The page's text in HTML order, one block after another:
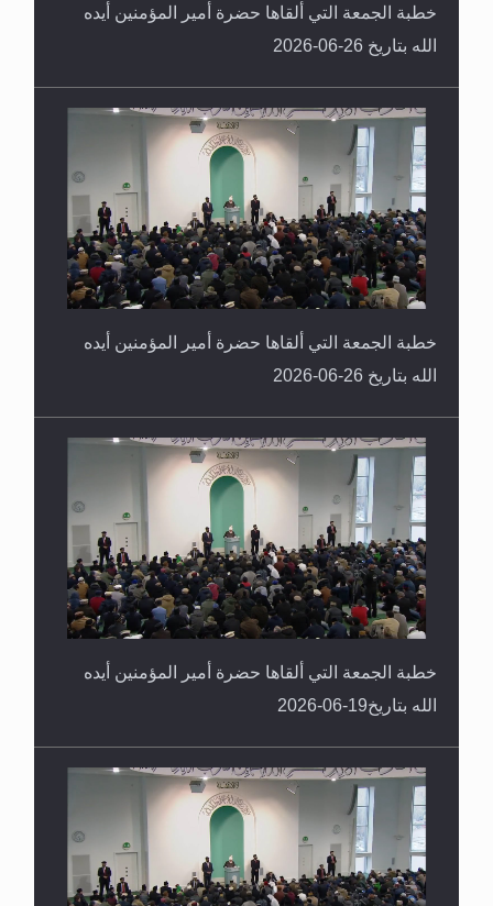
خطبة الجمعة التي ألقاها حضرة أمير المؤمنين أيده
الله بتاريخ 26-06-2026
خطبة الجمعة التي ألقاها حضرة أمير المؤمنين أيده
الله بتاريخ 26-06-2026
خطبة الجمعة التي ألقاها حضرة أمير المؤمنين أيده
الله بتاريخ19-06-2026